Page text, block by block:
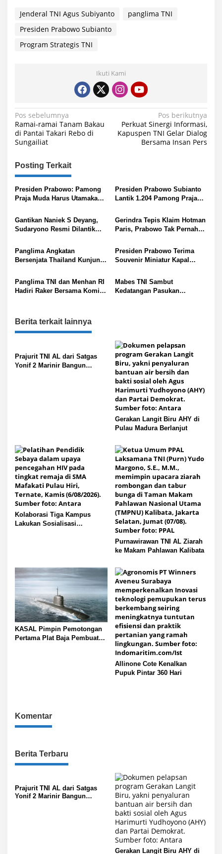
u
i
n
Jenderal TNI Agus Subiyanto
panglima TNI
Presiden Prabowo Subianto
Program Strategis TNI
Ikuti Kami
N
a
v
i
g
a
s
i
p
s
Pos sebelumnya
Ramai-ramai Tanam Bakau
di Pantai Takari Rebo di
Sungailiat
Pos berikutnya
Perkuat Sinergi Informasi,
Kapuspen TNI Gelar Dialog
Bersama Insan Pers
Posting Terkait
Presiden Prabowo: Pamong
Praja Muda Harus Utamakan
Presiden Prabowo Subianto
Lantik 1.204 Pamong Praja
Gantikan Naniek S Deyang,
Sudaryono Resmi Dilantik
Kepala BGN
Gerindra Tepis Klaim Hotman
Paris, Prabowo Tak Pernah
Panglima Angkatan
Bersenjata Thailand Kunjungi
Presiden Prabowo Terima
Souvenir Miniatur Kapal
Panglima TNI dan Menhan RI
Hadiri Raker Bersama Komisi
Mabes TNI Sambut
Kedatangan Pasukan
Berita terkait lainnya
Prajurit TNI AL dari Satgas
Yonif 2 Marinir Bangun
Gerakan Langit Biru AHY di
Pulau Madura Berlanjut
Kolaborasi Tiga Kampus
Lakukan Sosialisasi
Purnawirawan TNI AL Ziarah
ke Makam Pahlawan Kalibata
KASAL Pimpin Pemotongan
Pertama Plat Baja Pembuatan
Allinone Cote Kenalkan
Pupuk Pintar 360 Hari
Komentar
Berita Terbaru
Prajurit TNI AL dari Satgas
Yonif 2 Marinir Bangun
Gerakan Langit Biru AHY di